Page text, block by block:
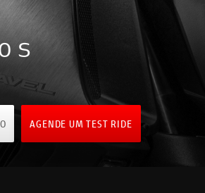
S
AGENDE UM TEST RIDE